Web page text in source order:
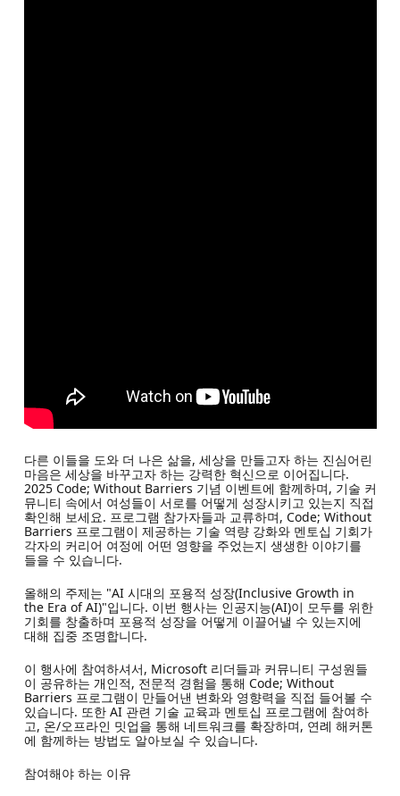
다른 이들을 도와 더 나은 삶을, 세상을 만들고자 하는 진심어린
마음은 세상을 바꾸고자 하는 강력한 혁신으로 이어집니다.
2025 Code; Without Barriers 기념 이벤트에 함께하며, 기술 커
뮤니티 속에서 여성들이 서로를 어떻게 성장시키고 있는지 직접
확인해 보세요. 프로그램 참가자들과 교류하며, Code; Without
Barriers 프로그램이 제공하는 기술 역량 강화와 멘토십 기회가
각자의 커리어 여정에 어떤 영향을 주었는지 생생한 이야기를
들을 수 있습니다.
올해의 주제는 "AI 시대의 포용적 성장(Inclusive Growth in
the Era of AI)"입니다. 이번 행사는 인공지능(AI)이 모두를 위한
기회를 창출하며 포용적 성장을 어떻게 이끌어낼 수 있는지에
대해 집중 조명합니다.
이 행사에 참여하셔서, Microsoft 리더들과 커뮤니티 구성원들
이 공유하는 개인적, 전문적 경험을 통해 Code; Without
Barriers 프로그램이 만들어낸 변화와 영향력을 직접 들어볼 수
있습니다. 또한 AI 관련 기술 교육과 멘토십 프로그램에 참여하
고, 온/오프라인 밋업을 통해 네트워크를 확장하며, 연례 해커톤
에 함께하는 방법도 알아보실 수 있습니다.
참여해야 하는 이유